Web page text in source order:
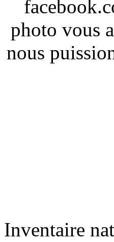
photo vous
nous
Inventaire